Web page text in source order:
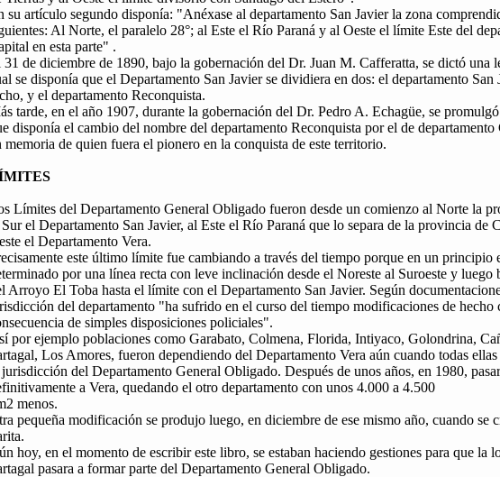
su artículo segundo disponía: "Anéxase al departamento San Javier la zona
Al Norte, el paralelo 28°; al Este el Río Paraná y al Oeste el límite Este del
en esta parte" .
31 de diciembre de 1890, bajo la gobernación del Dr. Juan M. Cafferatta, se dictó una
se disponía que el Departamento San Javier se dividiera en dos: el departamento San
y el departamento Reconquista.
tarde, en el año 1907, durante la gobernación del Dr. Pedro A. Echagüe, se
disponía el cambio del nombre del departamento Reconquista por el de
memoria de quien fuera el pionero en la conquista de este territorio.
Límites del Departamento General Obligado fueron desde un comienzo al Norte la
el Departamento San Javier, al Este el Río Paraná que lo separa de la provincia de
el Departamento Vera.
este último límite fue cambiando a través del tiempo porque en un principio
por una línea recta con leve inclinación desde el Noreste al Suroeste y luego
Arroyo El Toba hasta el límite con el Departamento San Javier. Según
del departamento "ha sufrido en el curso del tiempo modificaciones de hecho
de simples disposiciones policiales".
por ejemplo poblaciones como Garabato, Colmena, Florida, Intiyaco, Golondrina,
Los Amores, fueron dependiendo del Departamento Vera aún cuando todas ellas
del Departamento General Obligado. Después de unos años, en 1980,
a Vera, quedando el otro departamento con unos 4.000 a 4.500
menos.
pequeña modificación se produjo luego, en diciembre de ese mismo año, cuando se
hoy, en el momento de escribir este libro, se estaban haciendo gestiones para que la
pasara a formar parte del Departamento General Obligado.